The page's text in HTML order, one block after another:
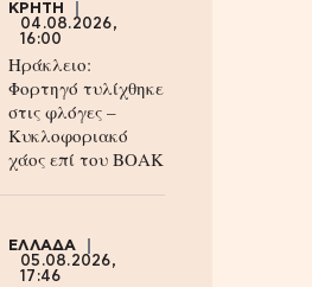
ΚΡΗΤΗ
04.08.2026,
16:00
Ηράκλειο:
Φορτηγό τυλίχθηκε
στις φλόγες –
Κυκλοφοριακό
χάος επί του ΒΟΑΚ
ΕΛΛΑΔΑ
05.08.2026,
17:46